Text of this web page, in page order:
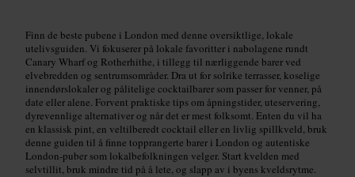
Finn de beste pubene i London med denne oversiktlige, lokale
utelivsguiden. Vi fokuserer på lokale favoritter i nabolagene rundt
Canary Wharf og Rotherhithe, i tillegg til nærliggende barer ved
elvebredden og sentrumsområder. Dra ut for solrike terrasser, koselige
innendørslokaler og pålitelige cocktailbarer som passer for venner, på
date eller alene. Forvent praktiske tips om åpningstider, uteservering,
dyrevennlige alternativer og når det er mest folksomt. Enten du vil ha
en klassisk pint, en veltilberedt cocktail eller en livlig spillkveld, bruk
denne guiden til å finne topprangerte barer i London og autentiske
London-puber som lokalbefolkningen velger. Start kvelden med
selvtillit, bruk mindre tid på å lete, og slapp av i byens kveldsrytme.